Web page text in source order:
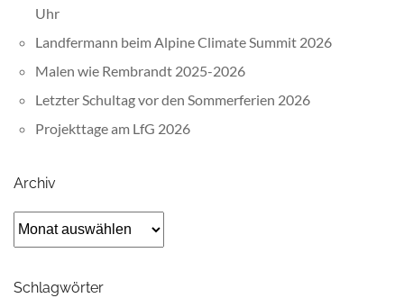
Uhr
Landfermann beim Alpine Climate Summit 2026
Malen wie Rembrandt 2025-2026
Letzter Schultag vor den Sommerferien 2026
Projekttage am LfG 2026
Archiv
Archiv
Schlagwörter